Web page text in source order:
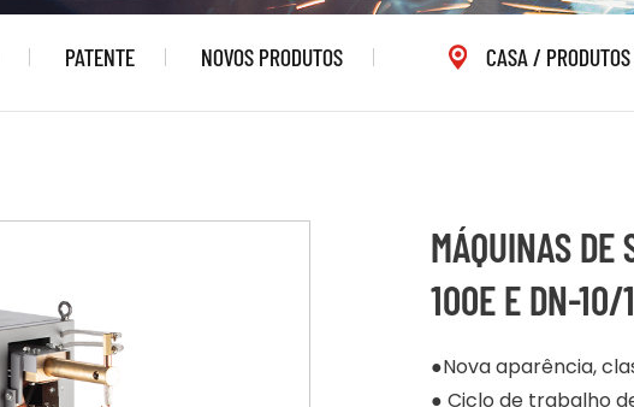
PATENTE NOVOS PRODUTOS CASA/ PRODUTOS
MÁQUINAS DE
100E E DN-
●Nova aparência,
● Ciclo de trabalho